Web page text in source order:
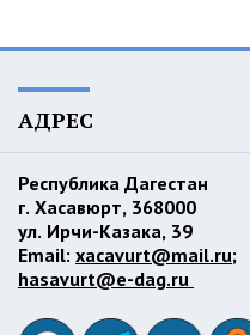
АДРЕС
Республика Дагестан
г. Хасавюрт, 368000
ул. Ирчи-Казака, 39
Email: xacavurt@mail.ru;
hasavurt@e-dag.ru